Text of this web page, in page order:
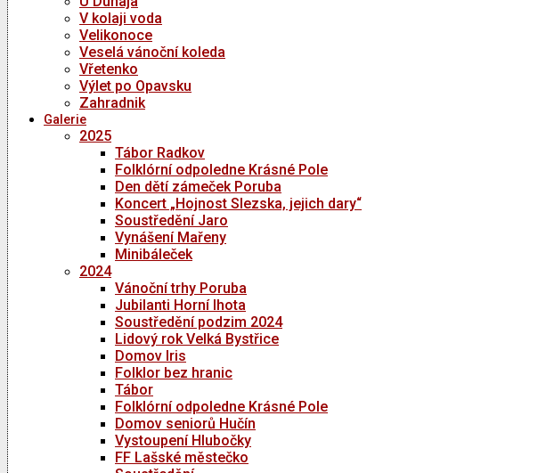
V kolaji voda
Velikonoce
Veselá vánoční koleda
Vřetenko
Výlet po Opavsku
Zahradnik
Galerie
2025
Tábor Radkov
Folklórní odpoledne Krásné Pole
Den dětí zámeček Poruba
Koncert „Hojnost Slezska, jejich dary“
Soustředění Jaro
Vynášení Mařeny
Minibáleček
2024
Vánoční trhy Poruba
Jubilanti Horní lhota
Soustředění podzim 2024
Lidový rok Velká Bystřice
Domov Iris
Folklor bez hranic
Tábor
Folklórní odpoledne Krásné Pole
Domov seniorů Hučín
Vystoupení Hlubočky
FF Lašské městečko